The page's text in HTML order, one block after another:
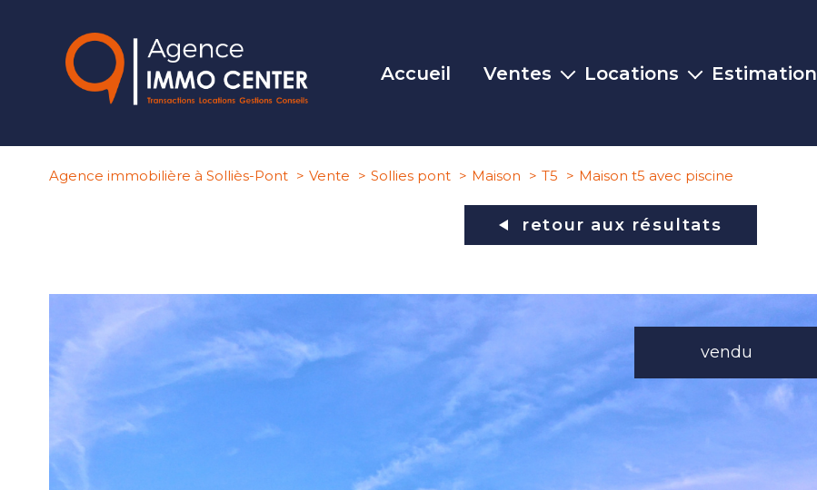
Accueil Ventes
Commerces
Locations Estimation
Agence immobilière à Solliès-Pont Vente Sollies pont Maison T5 Maison t5 avec piscine
retour aux résultats
vendu